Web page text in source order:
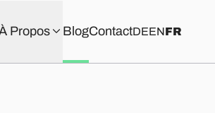
Propos BlogContactDEENFR